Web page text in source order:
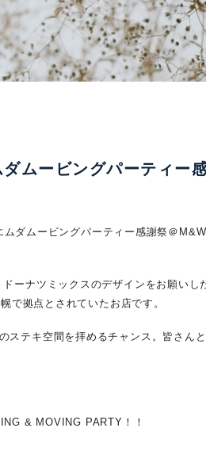
ムービングパーティー
ダムービングパーティー感謝祭＠
ーナツミックスのデザインをお願いし
で拠点とされていたお店です。
ステキ空間を拝めるチャンス。皆さん
& MOVING PARTY！！